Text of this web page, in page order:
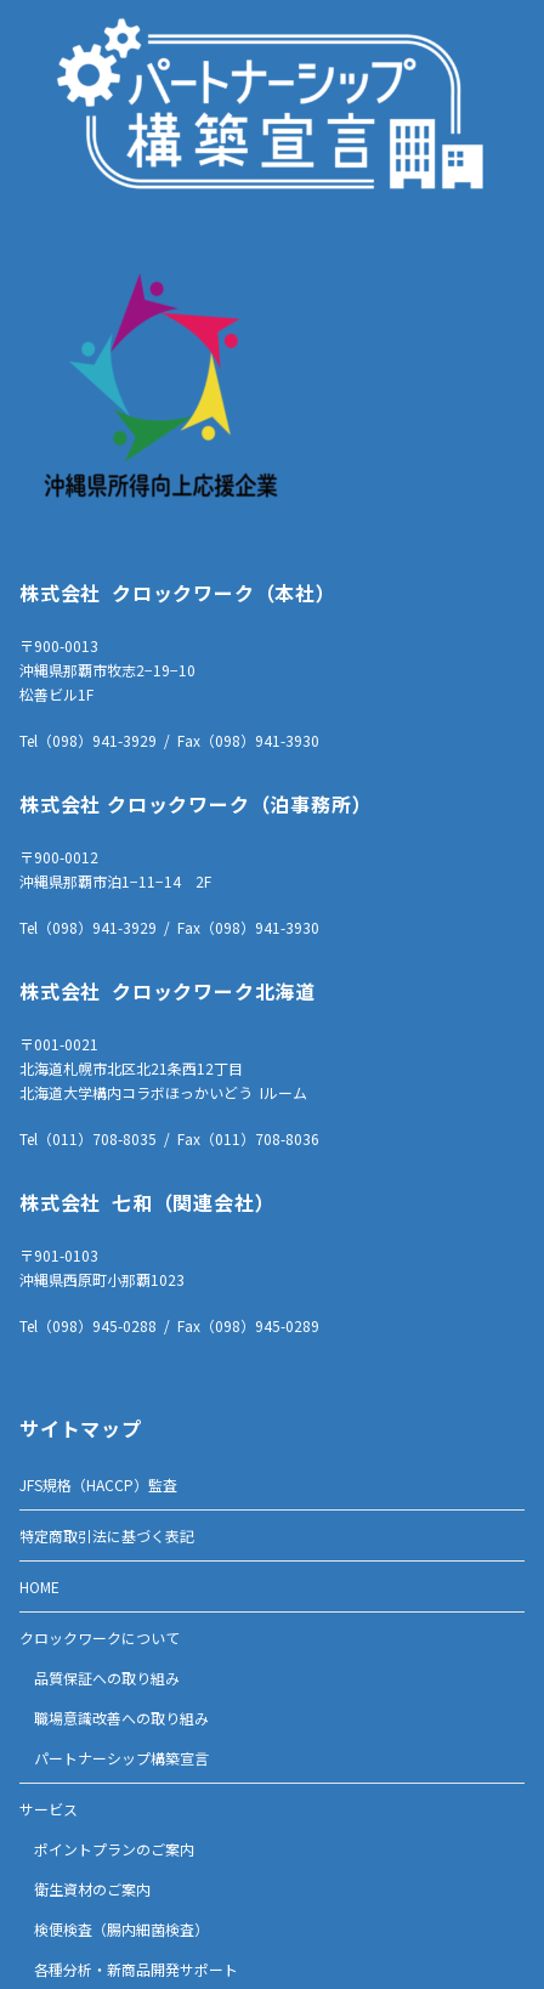
株式会社 クロックワーク（本社）
〒900-0013
沖縄県那覇市牧志2−19−10
松善ビル1F
Tel（098）941-3929 / Fax（098）941-3930
株式会社 クロックワーク（泊事務所）
〒900-0012
沖縄県那覇市泊1−11−14 2F
Tel（098）941-3929 / Fax（098）941-3930
株式会社 クロックワーク北海道
〒001-0021
北海道札幌市北区北21条西12丁目
北海道大学構内コラボほっかいどう Iルーム
Tel（011）708-8035 / Fax（011）708-8036
株式会社 七和（関連会社）
〒901-0103
沖縄県西原町小那覇1023
Tel（098）945-0288 / Fax（098）945-0289
サイトマップ
JFS規格（HACCP）監査
特定商取引法に基づく表記
HOME
クロックワークについて
品質保証への取り組み
職場意識改善への取り組み
パートナーシップ構築宣言
サービス
ポイントプランのご案内
衛生資材のご案内
検便検査（腸内細菌検査）
各種分析・新商品開発サポート